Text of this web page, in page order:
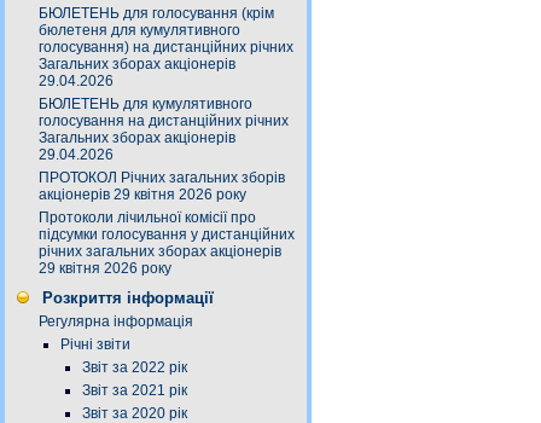
БЮЛЕТЕНЬ для голосування (крім
бюлетеня для кумулятивного
голосування) на дистанційних річних
Загальних зборах акціонерів
29.04.2026
БЮЛЕТЕНЬ для кумулятивного
голосування на дистанційних річних
Загальних зборах акціонерів
29.04.2026
ПРОТОКОЛ Річних загальних зборів
акціонерів 29 квітня 2026 року
Протоколи лічильної комісії про
підсумки голосування у дистанційних
річних загальних зборах акціонерів
29 квітня 2026 року
Розкриття інформації
Регулярна інформація
Річні звіти
Звіт за 2022 рік
Звіт за 2021 рік
Звіт за 2020 рік